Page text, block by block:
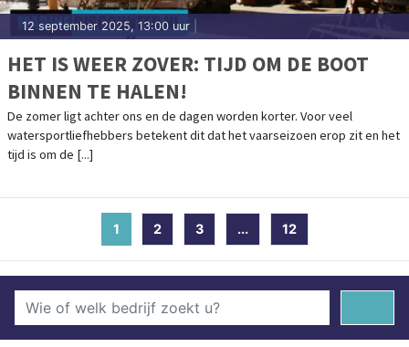
12 september 2025, 13:00 uur
HET IS WEER ZOVER: TIJD OM DE BOOT
BINNEN TE HALEN!
De zomer ligt achter ons en de dagen worden korter. Voor veel
watersportliefhebbers betekent dit dat het vaarseizoen erop zit en het
tijd is om de [...]
1 (current)
2 3 ... 12